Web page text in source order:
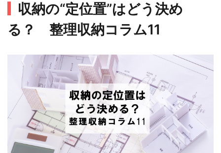
収納の“定位置”はどう決め
る？ 整理収納コラム11